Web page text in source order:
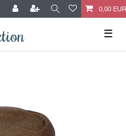
0,00 EUR
☰